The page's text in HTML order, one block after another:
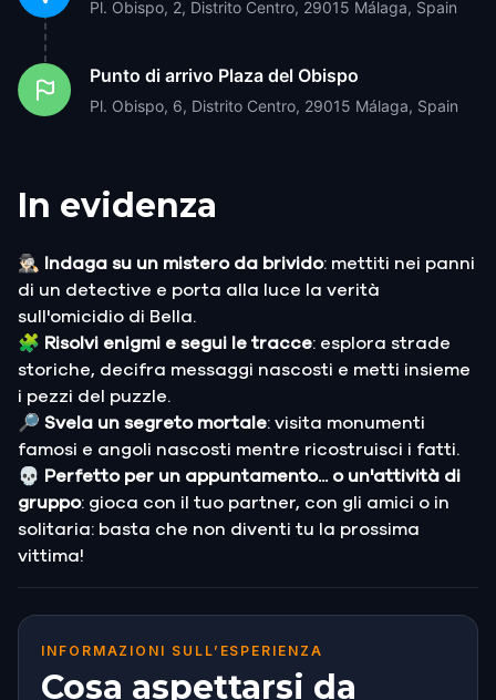
Pl. Obispo, 2, Distrito Centro, 29015 Málaga, Spain
Punto di arrivo Plaza del Obispo
Pl. Obispo, 6, Distrito Centro, 29015 Málaga, Spain
In evidenza
🕵🏻‍♂️ Indaga su un mistero da brivido: mettiti nei panni
di un detective e porta alla luce la verità
sull'omicidio di Bella.
🧩 Risolvi enigmi e segui le tracce: esplora strade
storiche, decifra messaggi nascosti e metti insieme
i pezzi del puzzle.
🔎 Svela un segreto mortale: visita monumenti
famosi e angoli nascosti mentre ricostruisci i fatti.
💀 Perfetto per un appuntamento... o un'attività di
gruppo: gioca con il tuo partner, con gli amici o in
solitaria: basta che non diventi tu la prossima
vittima!
INFORMAZIONI SULL’ESPERIENZA
Cosa aspettarsi da